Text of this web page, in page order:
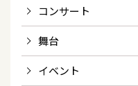
コンサート
舞台
イベント